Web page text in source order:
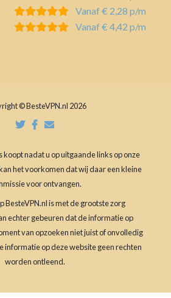
Vanaf € 2,28 p/m
Vanaf € 4,42 p/m
© BesteVPN.nl 2026
koopt nadat u op uitgaande links op onze
het voorkomen dat wij daar een kleine
voor ontvangen.
BesteVPN.nl is met de grootste zorg
echter gebeuren dat de informatie op
van opzoeken niet juist of onvolledig
informatie op deze website geen rechten
worden ontleend.